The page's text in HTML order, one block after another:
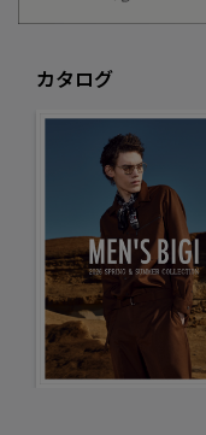
カタログ